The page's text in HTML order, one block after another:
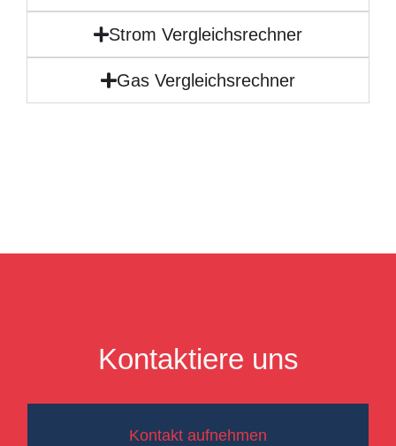
Strom Vergleichsrechner
Gas Vergleichsrechner
Kontaktiere uns
Kontakt aufnehmen